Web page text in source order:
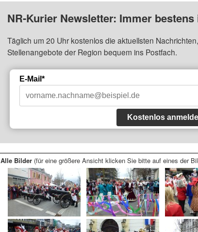
NR-Kurier Newsletter: Immer
Täglich um 20 Uhr kostenlos die aktuellsten
Stellenangebote der Region bequem ins Postfach.
E-Mail*
Kostenlos
Alle Bilder (für eine größere Ansicht klicken Sie bitte auf eines der